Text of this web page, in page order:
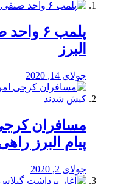
پلمب ۶
البرز
جولای 14, 2020
مسافران
پیام البرز
جولای 2, 2020